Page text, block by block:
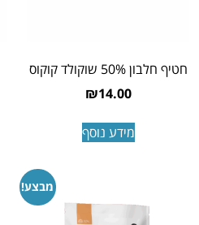
חטיף חלבון 50% שוקולד קוקוס
₪14.00
מידע נוסף
מבצע!